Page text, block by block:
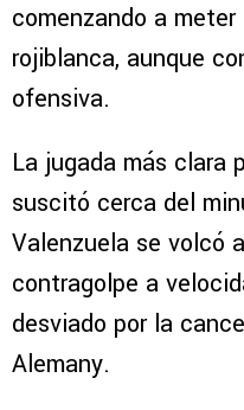
comenzando a
rojiblanca, aunque
ofensiva.
La jugada más clara
suscitó cerca del
Valenzuela se volcó
contragolpe a
desviado por la
Alemany.